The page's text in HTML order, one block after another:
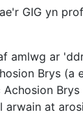
GIG yn
amlwg ar
Brys (a
Achosion
arwain at